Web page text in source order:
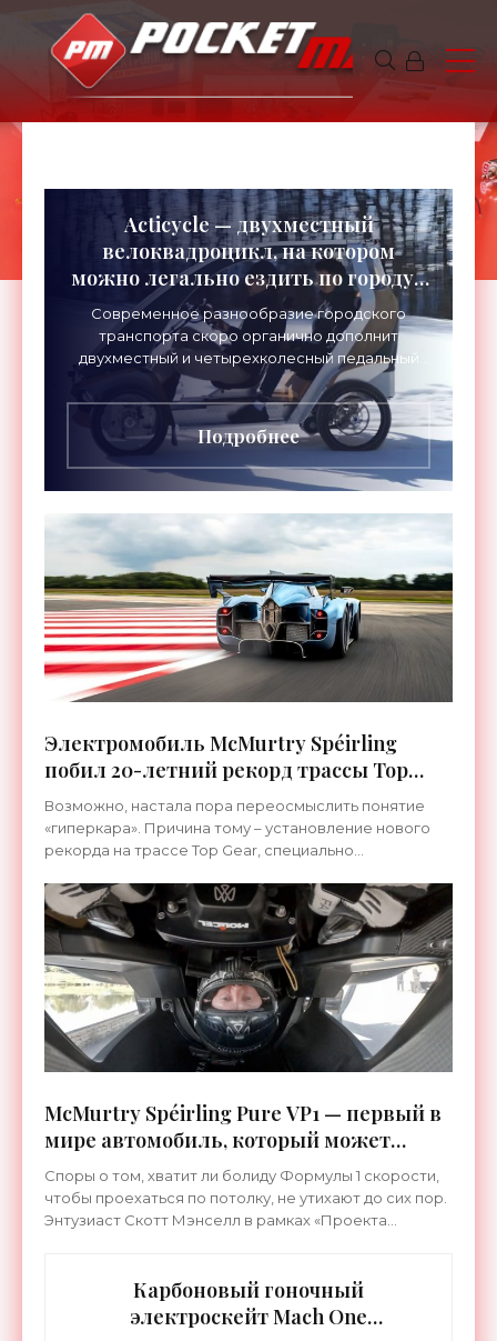
Acticycle — двухместный
велоквадроцикл, на котором
можно легально ездить по городу -
«Электромобили»
Современное разнообразие городского
транспорта скоро органично дополнит
двухместный и четырехколесный педальный
электробайк Acticycle одноименной
французской компании.
Подробнее
Электромобиль McMurtry Spéirling
побил 20-летний рекорд трассы Top
Gear - «Электромобили»
Возможно, настала пора переосмыслить понятие
«гиперкара». Причина тому – установление нового
рекорда на трассе Top Gear, специально
прохождения на больших
McMurtry Spéirling Pure VP1 — первый в
мире автомобиль, который может
ездить вверх ногами -
«Электромобили»
Споры о том, хватит ли болиду Формулы 1 скорости,
чтобы проехаться по потолку, не утихают до сих пор.
Энтузиаст Скотт Мэнселл в рамках «Проекта
Карбоновый гоночный
электроскейт Mach One